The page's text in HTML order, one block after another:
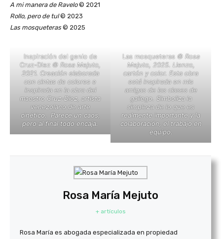
A mi manera de Ravelo© 2021
Rollo, pero de tul© 2023
Las mosqueteras © 2025
Inspiración del genio de
Cruz-Diez © Rosa Mejuto,
2021. Creación elaborada
con cintas de colores e
inspirada en la obra del
maestro Cruz-Diez, artista
venezolano de arte
cinético. Parece un caos,
pero al final todo encaja.
Las mosqueteras© Rosa
Mejuto, 2025. Lienzo,
cartón y color. Esta obra
está inspirada en mis
amigas de las clases de
gallego. Simboliza la
simpleza de lo que es
realmente importante y la
colaboración, el trabajo en
equipo.
Rosa María Mejuto
+ artículos
Rosa María es abogada especializada en propiedad